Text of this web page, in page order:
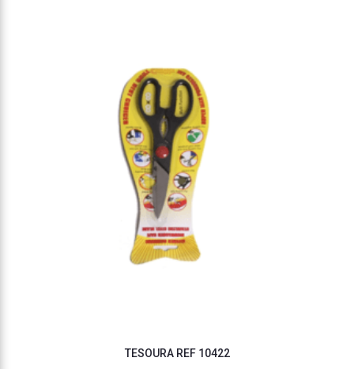
TESOURA REF 10422